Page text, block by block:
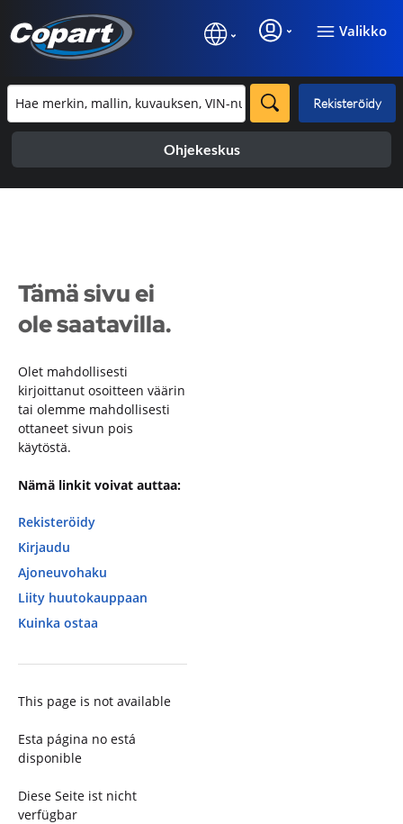
Valikko
Rekisteröidy
Ohjekeskus
Tämä sivu ei
ole saatavilla.
Olet mahdollisesti
kirjoittanut osoitteen väärin
tai olemme mahdollisesti
ottaneet sivun pois
käytöstä.
Nämä linkit voivat auttaa:
Rekisteröidy
Kirjaudu
Ajoneuvohaku
Liity huutokauppaan
Kuinka ostaa
This page is not available
Esta página no está
disponible
Diese Seite ist nicht
verfügbar